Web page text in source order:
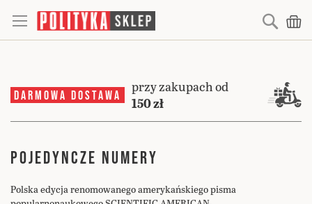
Search
DARMOWA DOSTAWA
przy zakupach od
150 zł
POJEDYNCZE NUMERY
Polska edycja renomowanego amerykańskiego pisma